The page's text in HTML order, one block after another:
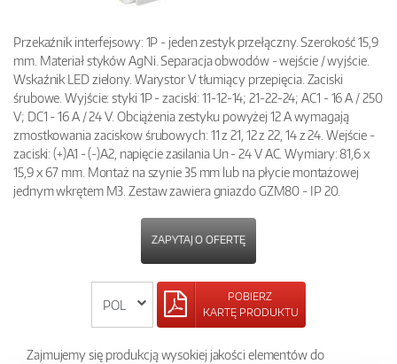
Przekaźnik interfejsowy: 1P - jeden zestyk przełączny. Szerokość 15,9
mm. Materiał styków AgNi. Separacja obwodów - wejście / wyjście.
Wskaźnik LED zielony. Warystor V tłumiący przepięcia. Zaciski
śrubowe. Wyjście: styki 1P - zaciski: 11-12-14; 21-22-24; AC1 - 16 A / 250
V; DC1 - 16 A / 24 V. Obciążenia zestyku powyżej 12 A wymagają
zmostkowania zaciskow śrubowych: 11 z 21, 12 z 22, 14 z 24. Wejście -
zaciski: (+)A1 - (-)A2, napięcie zasilania Un - 24 V AC. Wymiary: 81,6 x
15,9 x 67 mm. Montaż na szynie 35 mm lub na płycie montażowej
jednym wkrętem M3. Zestaw zawiera gniazdo GZM80 - IP 20.
ZAPYTAJ O OFERTĘ
POBIERZ
KARTĘ PRODUKTU
Zajmujemy się produkcją wysokiej jakości elementów do